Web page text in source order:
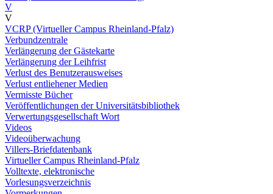
V
V
VCRP (Virtueller Campus Rheinland-Pfalz)
Verbundzentrale
Verlängerung der Gästekarte
Verlängerung der Leihfrist
Verlust des Benutzerausweises
Verlust entliehener Medien
Vermisste Bücher
Veröffentlichungen der Universitätsbibliothek
Verwertungsgesellschaft Wort
Videos
Videoüberwachung
Villers-Briefdatenbank
Virtueller Campus Rheinland-Pfalz
Volltexte, elektronische
Vorlesungsverzeichnis